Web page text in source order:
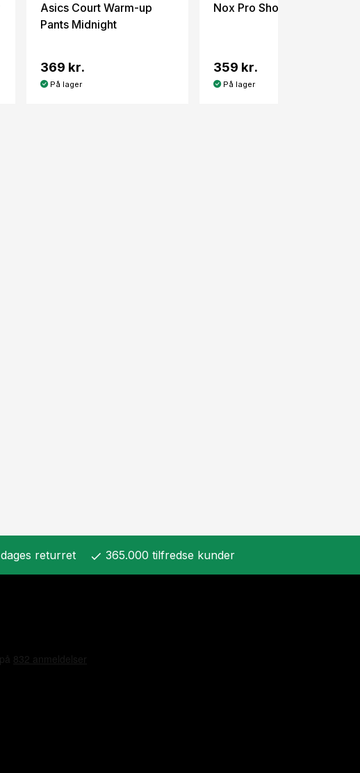
Asics Court Warm-up
Pants Midnight
369 kr.
På lager
Nox Pro Shorts Ivy Green
359 kr.
På lager
returret check 365.000 tilfredse kunder